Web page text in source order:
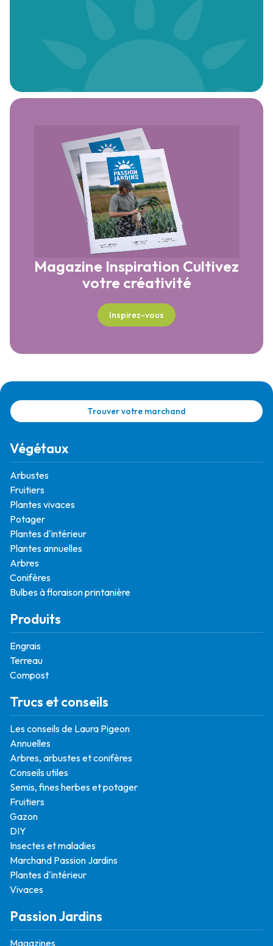
Magazine Inspiration Cultivez
votre créativité
Inspirez-vous
Trouver votre marchand
Végétaux
Arbustes
Fruitiers
Plantes vivaces
Potager
Plantes d'intérieur
Plantes annuelles
Arbres
Conifères
Bulbes à floraison printanière
Produits
Engrais
Terreau
Compost
Trucs et conseils
Les conseils de Laura Pigeon
Annuelles
Arbres, arbustes et conifères
Conseils utiles
Semis, fines herbes et potager
Fruitiers
Gazon
DIY
Insectes et maladies
Marchand Passion Jardins
Plantes d'intérieur
Vivaces
Passion Jardins
Magazines